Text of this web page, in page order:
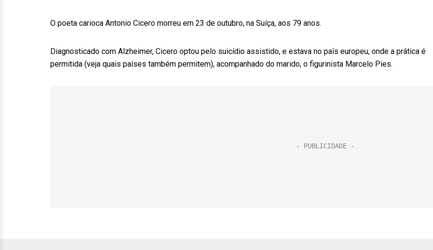
O poeta carioca Antonio Cicero morreu em 23 de outubro, na Suíça, aos 79 anos.
Diagnosticado com Alzheimer, Cicero optou pelo suicídio assistido, e estava no país europeu, onde a prática é
permitida (veja quais países também permitem), acompanhado do marido, o figurinista Marcelo Pies.